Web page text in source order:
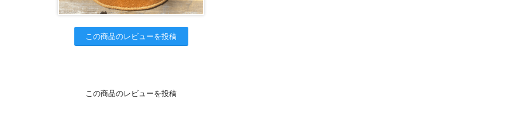
この商品のレビューを投稿
この商品のレビューを投稿